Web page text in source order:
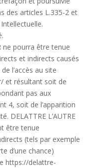
des articles L.335-2 et
ne pourra être tenue
et indirects causés
l’accès au site
et résultant soit de
pas aux
4, soit de l’apparition
DELATTRE L’AUTRE
être tenue
(tels par exemple
d’une chance)
https://delattre-